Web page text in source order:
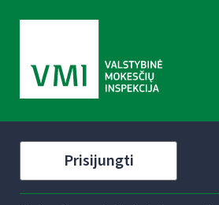
Prisijungti